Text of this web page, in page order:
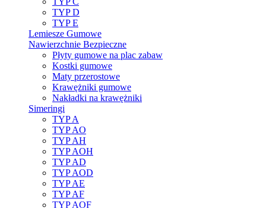
TYP D
TYP E
Lemiesze Gumowe
Nawierzchnie Bezpieczne
Płyty gumowe na plac zabaw
Kostki gumowe
Maty przerostowe
Krawężniki gumowe
Nakładki na krawężniki
Simeringi
TYP A
TYP AO
TYP AH
TYP AOH
TYP AD
TYP AOD
TYP AE
TYP AF
TYP AOF